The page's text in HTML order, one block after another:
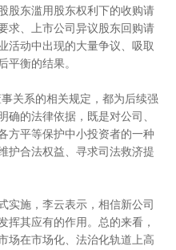
股东滥用股东权利下的收购请
求、上市公司异议股东回购请
活动中出现的大量争议、吸取
平衡的结果。
关系的相关规定，都为后续强
的法律依据，既是对公司、
方平等保护中小投资者的一种
护合法权益、寻求司法救济提
实施，李云表示，相信新公司
挥其应有的作用。总的来看，
场在市场化、法治化轨道上高